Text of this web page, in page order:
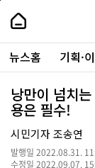
본
로
가
내
손
안
에
서
울
-
서
울
시
대
표
소
주
요
서
뉴스홈 기획·
낭만이 넘치
용은 필수!
시민기자 조송연
발행일 2022.08.31.
수정일 2022.09.07.
페
상
단
로